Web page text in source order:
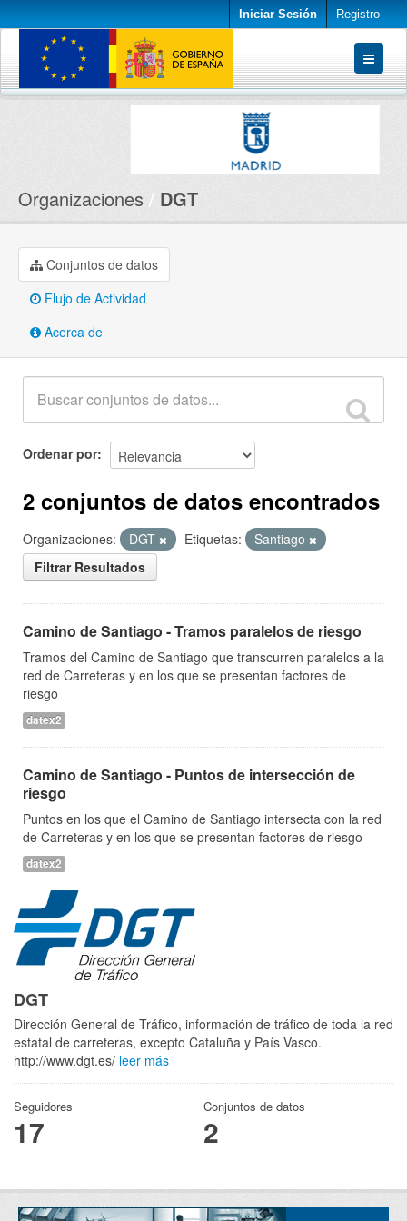
Iniciar Sesión Registro
Conjuntos de datos
Organizaciones DGT
Conjuntos de datos
Flujo de Actividad
Acerca de
Ordenar por
2 conjuntos de datos encontrados
Organizaciones: DGT Etiquetas:
Santiago
Filtrar Resultados
Camino de Santiago - Tramos paralelos de riesgo
Tramos del Camino de Santiago que transcurren paralelos a la
red de Carreteras y en los que se presentan factores de
riesgo
datex2
Camino de Santiago - Puntos de intersección de
riesgo
Puntos en los que el Camino de Santiago intersecta con la red
de Carreteras y en los que se presentan factores de riesgo
datex2
DGT
Dirección General de Tráfico, información de tráfico de toda la red
estatal de carreteras, excepto Cataluña y País Vasco.
http://www.dgt.es/ leer más
Seguidores
17
Conjuntos de datos
2